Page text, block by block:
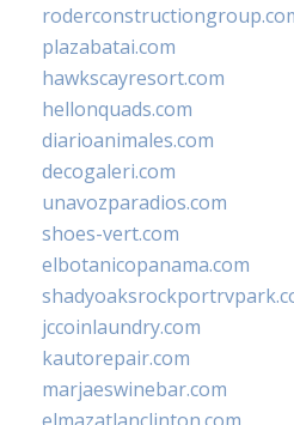
plazabatai.com
hawkscayresort.com
hellonquads.com
diarioanimales.com
decogaleri.com
unavozparadios.com
shoes-vert.com
elbotanicopanama.com
jccoinlaundry.com
kautorepair.com
marjaeswinebar.com